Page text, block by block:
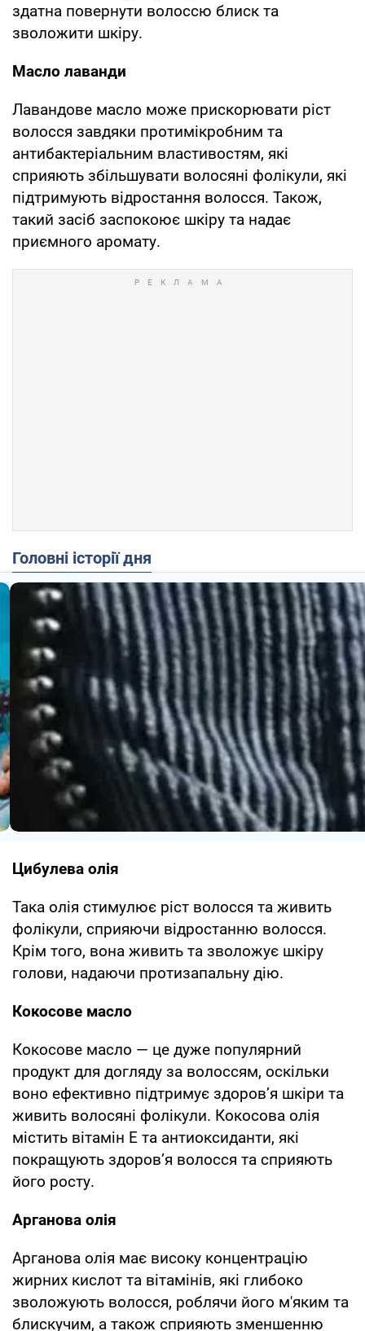
здатна повернути волоссю блиск та
зволожити шкіру.
Масло лаванди
Лавандове масло може прискорювати ріст
волосся завдяки протимікробним та
антибактеріальним властивостям, які
сприяють збільшувати волосяні фолікули, які
підтримують відростання волосся. Також,
такий засіб заспокоює шкіру та надає
приємного аромату.
Головні історії дня
Цибулева олія
Така олія стимулює ріст волосся та живить
фолікули, сприяючи відростанню волосся.
Крім того, вона живить та зволожує шкіру
голови, надаючи протизапальну дію.
Кокосове масло
Кокосове масло — це дуже популярний
продукт для догляду за волоссям, оскільки
воно ефективно підтримує здоров’я шкіри та
живить волосяні фолікули. Кокосова олія
містить вітамін Е та антиоксиданти, які
покращують здоров’я волосся та сприяють
його росту.
Арганова олія
Арганова олія має високу концентрацію
жирних кислот та вітамінів, які глибоко
зволожують волосся, роблячи його м'яким та
блискучим, а також сприяють зменшенню